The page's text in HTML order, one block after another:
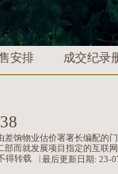
安排 成交纪录
差饷物业估价署署长编配的
而就发展项目指定的互联
得转载 |最后更新日期: 23-